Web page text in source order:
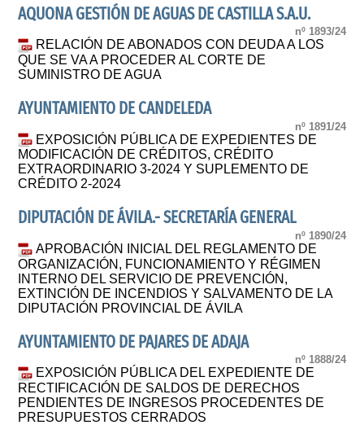
AQUONA GESTIÓN DE AGUAS DE CASTILLA S.A.U.
nº 1893/24
RELACIÓN DE ABONADOS CON DEUDA A LOS
QUE SE VA A PROCEDER AL CORTE DE
SUMINISTRO DE AGUA
AYUNTAMIENTO DE CANDELEDA
nº 1891/24
EXPOSICIÓN PÚBLICA DE EXPEDIENTES DE
MODIFICACIÓN DE CRÉDITOS, CRÉDITO
EXTRAORDINARIO 3-2024 Y SUPLEMENTO DE
CRÉDITO 2-2024
DIPUTACIÓN DE ÁVILA.- SECRETARÍA GENERAL
nº 1890/24
APROBACIÓN INICIAL DEL REGLAMENTO DE
ORGANIZACIÓN, FUNCIONAMIENTO Y RÉGIMEN
INTERNO DEL SERVICIO DE PREVENCIÓN,
EXTINCIÓN DE INCENDIOS Y SALVAMENTO DE LA
DIPUTACIÓN PROVINCIAL DE ÁVILA
AYUNTAMIENTO DE PAJARES DE ADAJA
nº 1888/24
EXPOSICIÓN PÚBLICA DEL EXPEDIENTE DE
RECTIFICACIÓN DE SALDOS DE DERECHOS
PENDIENTES DE INGRESOS PROCEDENTES DE
PRESUPUESTOS CERRADOS